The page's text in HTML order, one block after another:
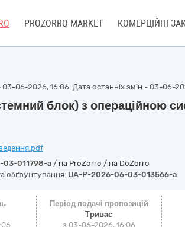
PROZORRO MARKET КОМЕРЦІЙНІ
06-2026, 16:06. Дата останніх змін - 03-06-
блок) з операційною
03-011798-a / на ProZorro / на DoZorro
обґрунтування: UA-P-2026-06-03-013566-a
Період подачі пропозицій
Триває
з 03-06-2026, 16:06